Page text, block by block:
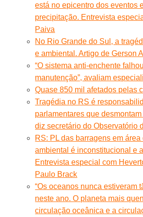
está no epicentro dos eventos
precipitação. Entrevista
Paiva
No Rio Grande do Sul, a
e ambiental. Artigo de Gerson
“O sistema anti-enchente
manutenção”, avaliam
Quase 850 mil afetados pelas
Tragédia no RS é
parlamentares que
diz secretário do Observatório
RS: PL das barragens em
ambiental é inconstitucional e
Entrevista especial com
Paulo Brack
“Os oceanos nunca estiveram
neste ano. O planeta mais
circulação oceânica e a